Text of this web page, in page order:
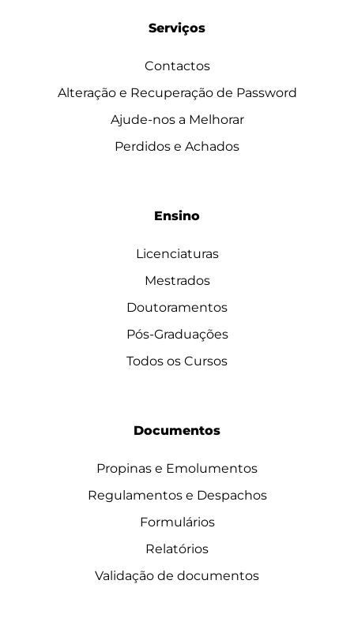
Serviços
Contactos
Alteração e Recuperação de Password
Ajude-nos a Melhorar
Perdidos e Achados
Ensino
Licenciaturas
Mestrados
Doutoramentos
Pós-Graduações
Todos os Cursos
Documentos
Propinas e Emolumentos
Regulamentos e Despachos
Formulários
Relatórios
Validação de documentos